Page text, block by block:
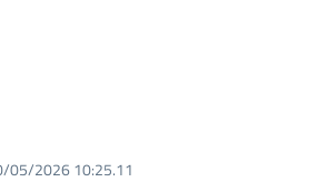
05/2026 10:25.11